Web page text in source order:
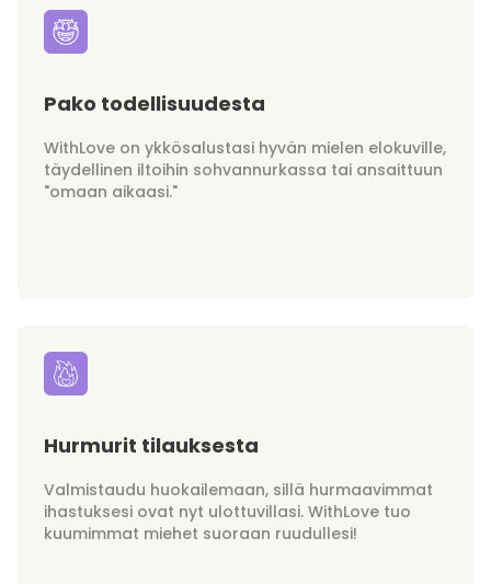
Pako todellisuudesta
WithLove on ykkösalustasi hyvän mielen elokuville,
täydellinen iltoihin sohvannurkassa tai ansaittuun
"omaan aikaasi."
Hurmurit tilauksesta
Valmistaudu huokailemaan, sillä hurmaavimmat
ihastuksesi ovat nyt ulottuvillasi. WithLove tuo
kuumimmat miehet suoraan ruudullesi!